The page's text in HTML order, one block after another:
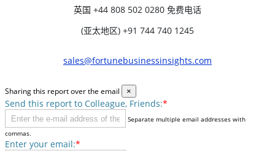
英国 +44 808 502 0280 免费电话
(亚太地区) +91 744 740 1245
sales@fortunebusinessinsights.com
Sharing this report over the email ×
Send this report to Colleague, Friends:*
Separate multiple email addresses with
commas.
Enter your email:*